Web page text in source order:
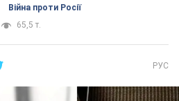
Війна проти Росії
65,5 т.
РУС